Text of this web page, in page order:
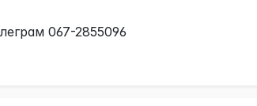
067-2855096